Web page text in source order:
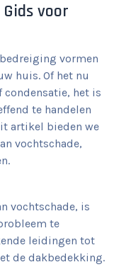
voor
vormen
huis. Of het nu
het is
te handelen
artikel bieden we
vochtschade,
vochtschade, is
te
leidingen tot
de dakbedekking.